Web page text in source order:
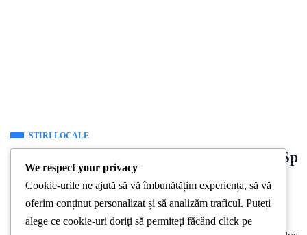
STIRI LOCALE
Baiatul de 16 ani adus in stare grava la
a murit in aceasta dupa-amiaza
Stirea De Iasi March 25, 2024
We respect your privacy
Cookie-urile ne ajută să vă îmbunătățim experiența, să vă
oferim conținut personalizat și să analizăm traficul. Puteți
alege ce cookie-uri doriți să permiteți făcând click pe